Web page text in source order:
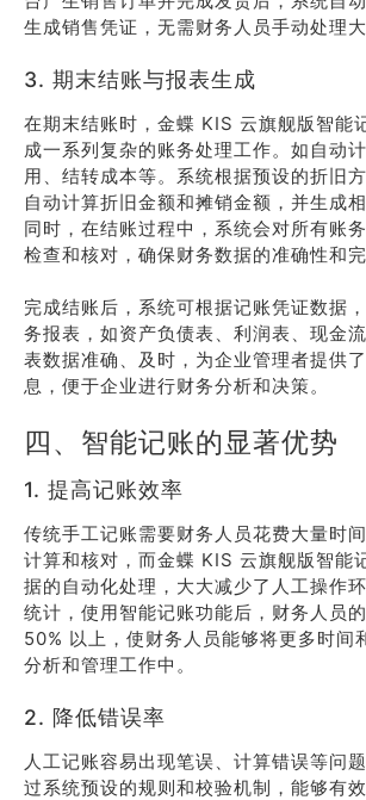
生成销售凭证，无需财务人员手动处理大
3. 期末结账与报表生成
在期末结账时，金蝶 KIS 云旗舰版智能
成一系列复杂的账务处理工作。如自动
用、结转成本等。系统根据预设的折旧
自动计算折旧金额和摊销金额，并生成
同时，在结账过程中，系统会对所有账
检查和核对，确保财务数据的准确性和完
完成结账后，系统可根据记账凭证数据
务报表，如资产负债表、利润表、现金
表数据准确、及时，为企业管理者提供
息，便于企业进行财务分析和决策。
四、智能记账的显著优势
1. 提高记账效率
传统手工记账需要财务人员花费大量时间
计算和核对，而金蝶 KIS 云旗舰版智能
据的自动化处理，大大减少了人工操作
统计，使用智能记账功能后，财务人员
50% 以上，使财务人员能够将更多时间
分析和管理工作中。
2. 降低错误率
人工记账容易出现笔误、计算错误等问
过系统预设的规则和校验机制，能够有